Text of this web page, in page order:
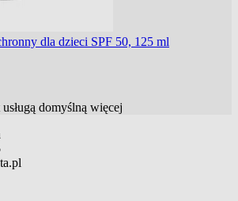
dla dzieci SPF 50, 125 ml
domyślną więcej